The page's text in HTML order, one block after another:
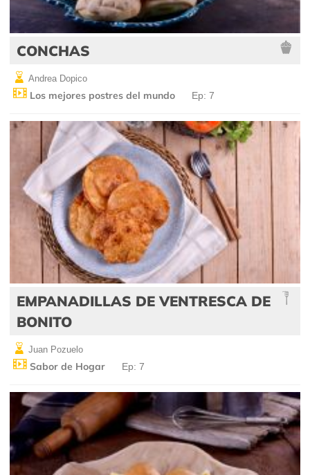
CONCHAS
Andrea Dopico
Los mejores postres del mundo Ep: 7
EMPANADILLAS DE VENTRESCA DE
BONITO
Juan Pozuelo
Sabor de Hogar Ep: 7